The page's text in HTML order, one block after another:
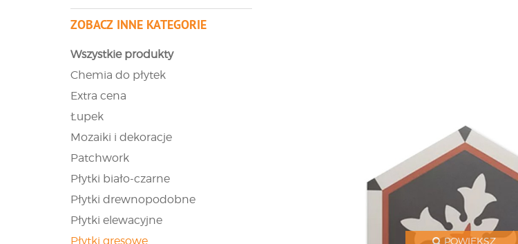
ZOBACZ INNE KATEGORIE
Wszystkie produkty
Chemia do płytek
Extra cena
Łupek
Mozaiki i dekoracje
Patchwork
Płytki biało-czarne
Płytki drewnopodobne
Płytki elewacyjne
Płytki gresowe
POWIĘKSZ